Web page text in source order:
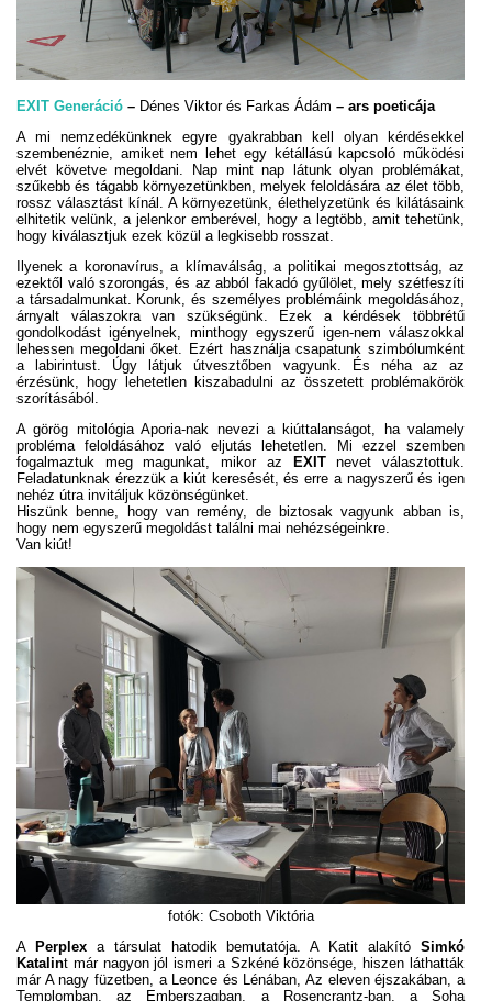
EXIT Generáció – Dénes Viktor és Farkas Ádám – ars poeticája
A mi nemzedékünknek egyre gyakrabban kell olyan kérdésekkel
szembenéznie, amiket nem lehet egy kétállású kapcsoló működési
elvét követve megoldani. Nap mint nap látunk olyan problémákat,
szűkebb és tágabb környezetünkben, melyek feloldására az élet több,
rossz választást kínál. A környezetünk, élethelyzetünk és kilátásaink
elhitetik velünk, a jelenkor emberével, hogy a legtöbb, amit tehetünk,
hogy kiválasztjuk ezek közül a legkisebb rosszat.
Ilyenek a koronavírus, a klímaválság, a politikai megosztottság, az
ezektől való szorongás, és az abból fakadó gyűlölet, mely szétfeszíti
a társadalmunkat. Korunk, és személyes problémáink megoldásához,
árnyalt válaszokra van szükségünk. Ezek a kérdések többrétű
gondolkodást igényelnek, minthogy egyszerű igen-nem válaszokkal
lehessen megoldani őket. Ezért használja csapatunk szimbólumként
a labirintust. Úgy látjuk útvesztőben vagyunk. És néha az az
érzésünk, hogy lehetetlen kiszabadulni az összetett problémakörök
szorításából.
A görög mitológia Aporia-nak nevezi a kiúttalanságot, ha valamely
probléma feloldásához való eljutás lehetetlen. Mi ezzel szemben
fogalmaztuk meg magunkat, mikor az
EXITnevet választottuk.
Feladatunknak érezzük a kiút keresését, és erre a nagyszerű és igen
nehéz útra invitáljuk közönségünket.
Hiszünk benne, hogy van remény, de biztosak vagyunk abban is,
hogy nem egyszerű megoldást találni mai nehézségeinkre.
Van kiút!
fotók: Csoboth Viktória
A Perplexa társulat hatodik bemutatója. A Katit alakítóSimkó
Katalint már nagyon jól ismeri a Szkéné közönsége, hiszen láthatták
már A nagy füzetben, a Leonce és Lénában, Az eleven éjszakában, a
Templomban, az Emberszagban, a Rosencrantz-ban, a Soha